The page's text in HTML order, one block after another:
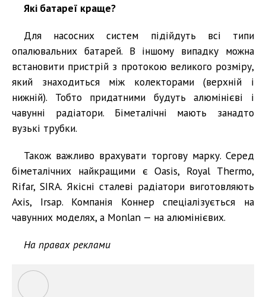
Які батареї краще?
Для насосних систем підійдуть всі типи
опалювальних батарей. В іншому випадку можна
встановити пристрій з протокою великого розміру,
який знаходиться між колекторами (верхній і
нижній). Тобто придатними будуть алюмінієві і
чавунні радіатори. Біметалічні мають занадто
вузькі трубки.
Також важливо врахувати торгову марку. Серед
біметалічних найкращими є Oasis, Royal Thermo,
Rifar, SIRA. Якісні сталеві радіатори виготовляють
Axis, Irsap. Компанія Коннер спеціалізується на
чавунних моделях, а Monlan — на алюмінієвих.
На правах реклами